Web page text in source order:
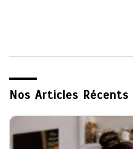
Nos Articles Récents